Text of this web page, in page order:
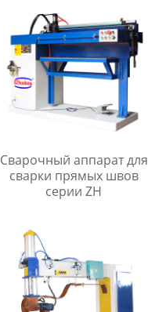
Сварочный аппарат для
сварки прямых швов
серии ZH